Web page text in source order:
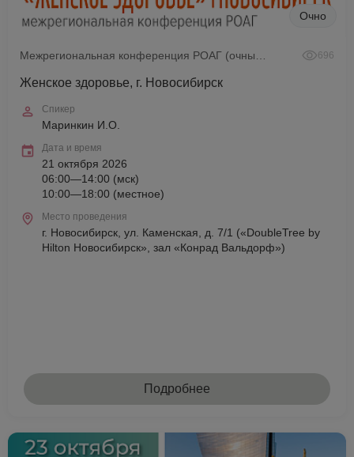
Очно
696
Женское здоровье, г. Новосибирск
Спикер
Маринкин И.О.
Дата и время
21 октября 2026
06:00—14:00 (мск)
10:00—18:00 (местное)
Место проведения
г. Новосибирск, ул. Каменская, д. 7/1 («DoubleTree by
Hilton Новосибирск», зал «Конрад Вальдорф»)
Подробнее